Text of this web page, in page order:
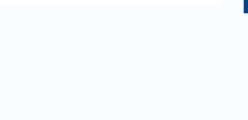
Frauenwohnprojekte zwischen